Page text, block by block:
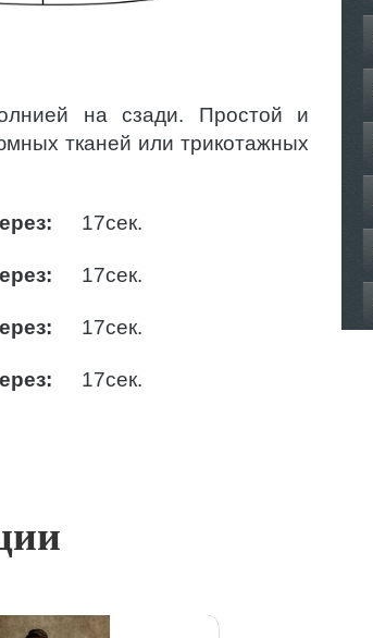
на сзади. Простой и
тканей или трикотажных
16сек.
16сек.
16сек.
16сек.